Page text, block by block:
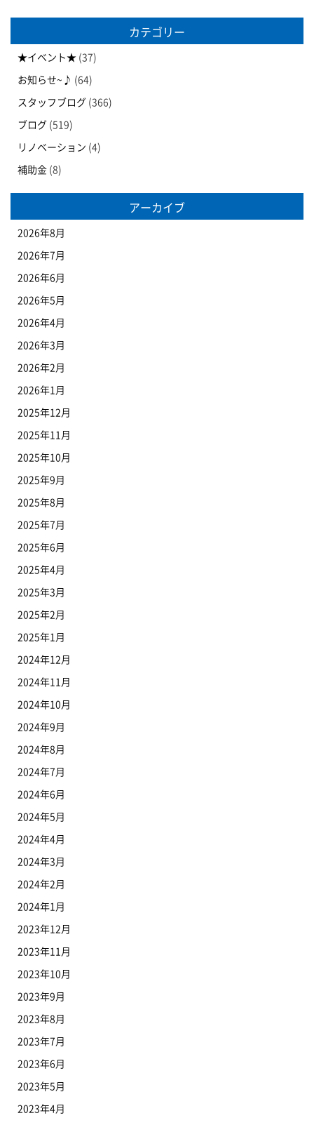
カテゴリー
★イベント★ (37)
お知らせ~♪ (64)
スタッフブログ (366)
ブログ (519)
リノベーション (4)
補助金 (8)
アーカイブ
2026年8月
2026年7月
2026年6月
2026年5月
2026年4月
2026年3月
2026年2月
2026年1月
2025年12月
2025年11月
2025年10月
2025年9月
2025年8月
2025年7月
2025年6月
2025年4月
2025年3月
2025年2月
2025年1月
2024年12月
2024年11月
2024年10月
2024年9月
2024年8月
2024年7月
2024年6月
2024年5月
2024年4月
2024年3月
2024年2月
2024年1月
2023年12月
2023年11月
2023年10月
2023年9月
2023年8月
2023年7月
2023年6月
2023年5月
2023年4月